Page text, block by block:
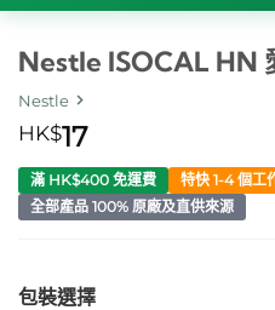
Nestle ISOCAL HN
Nestle
HK$17
滿 HK$400 免運費 特快 1-4 個工
全部產品 100% 原廠及直供來源
包裝選擇